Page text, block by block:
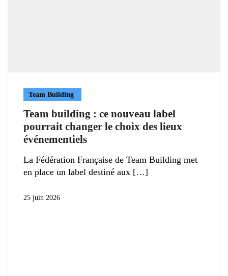
Team Building
Team building : ce nouveau label
pourrait changer le choix des lieux
événementiels
La Fédération Française de Team Building met
en place un label destiné aux
25 juin 2026